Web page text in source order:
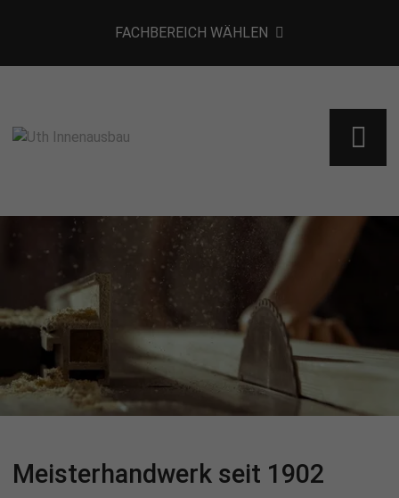
FACHBEREICH WÄHLEN
Meisterhandwerk seit 1902